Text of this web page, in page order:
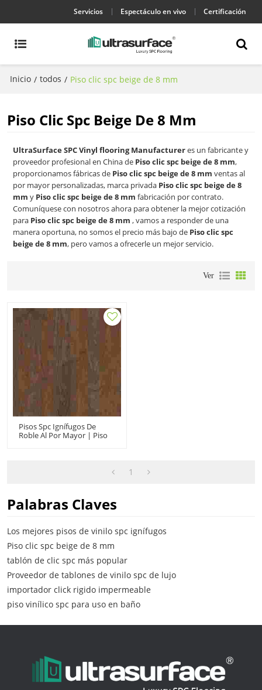
Servicios Espectáculo en vivo Certificación
Inicio / todos / Piso clic spc beige de 8 mm
Piso Clic Spc Beige De 8 Mm
UltraSurface SPC Vinyl flooring Manufactureres un fabricante y
proveedor profesional en China de Piso clic spc beige de 8 mm,
proporcionamos fábricas de Piso clic spc beige de 8 mm ventas al
por mayor personalizadas, marca privada Piso clic spc beige de 8
mm y Piso clic spc beige de 8 mm fabricación por contrato.
Comuníquese con nosotros ahora para obtener la mejor cotización
para Piso clic spc beige de 8 mm , vamos a responder de una
manera oportuna, no somos el precio más bajo de Piso clic spc
beige de 8 mm, pero vamos a ofrecerle un mejor servicio.
Ver
Pisos Spc Ignífugos De
Roble Al Por Mayor | Piso
1
Palabras Claves
Los mejores pisos de vinilo spc ignífugos
Piso clic spc beige de 8 mm
tablón de clic spc más popular
Proveedor de tablones de vinilo spc de lujo
importador click rigido impermeable
piso vinílico spc para uso en baño